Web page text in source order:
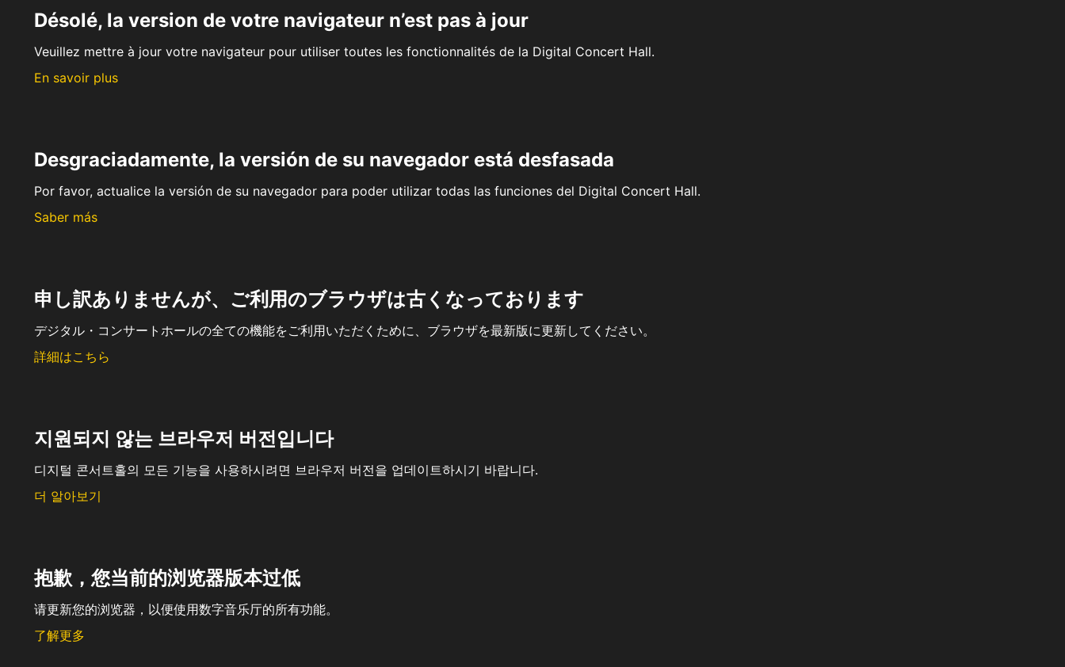
Désolé, la version de votre navigateur n’est pas à jour
Veuillez mettre à jour votre navigateur pour utiliser toutes les fonctionnalités de la Digital Concert Hall.
En savoir plus
Desgraciadamente, la versión de su navegador está desfasada
Por favor, actualice la versión de su navegador para poder utilizar todas las funciones del Digital Concert Hall.
Saber más
申し訳ありませんが、ご利用のブラウザは古くなっております
デジタル・コンサートホールの全ての機能をご利用いただくために、ブラウザを最新版に更新してください。
詳細はこちら
지원되지 않는 브라우저 버전입니다
디지털 콘서트홀의 모든 기능을 사용하시려면 브라우저 버전을 업데이트하시기 바랍니다.
더 알아보기
抱歉，您当前的浏览器版本过低
请更新您的浏览器，以便使用数字音乐厅的所有功能。
了解更多